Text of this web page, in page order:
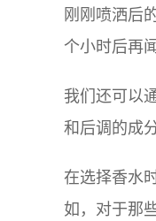
刚刚喷洒后
个小时后再
我们还可以
和后调的成
在选择香水
如，对于那